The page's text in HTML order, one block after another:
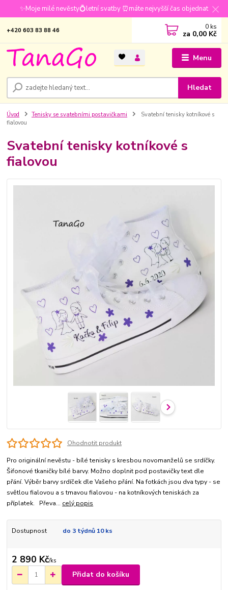
✨Moje milé nevěsty💍letní svatby ⏰máte nejvyšší čas objednat
Menu
Hledat
+420 603 83 88 46 0 ks
za 0,00 Kč
Úvod Tenisky se svatebními postavičkami
Svatební tenisky kotníkové s
fialovou
Svatební tenisky kotníkové s
fialovou
Ohodnotit produkt
Pro originální nevěstu - bílé tenisky s kresbou novomanželů se srdíčky.
Šifonové tkaničky bílé barvy. Možno doplnit pod postavičky text dle
přání. Výběr barvy srdíček dle Vašeho přání. Na fotkách jsou dva typy - se
světlou fialovou a s tmavou fialovou - na kotníkových teniskách za
příplatek. Převa... celý popis
Dostupnost do 3 týdnů 10 ks
2 890 Kč/ks
Přidat do košíku